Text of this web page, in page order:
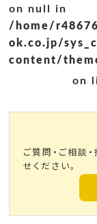
on null in
/home/
ok.co.jp/
content/
on
ご質問・ご相談
せください。